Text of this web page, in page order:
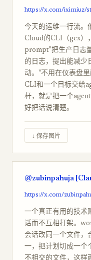
https://x.com/iximiuz/
今天的运维一行流。
Cloud的CLI（gcx）
prompt"把生产日志
的日志，提出能减少
动。"不用在仪表盘
CLI和一个目标交给
杆，就是把一个
好把话说清楚。
↓ 保存图片
@zubinpahuja
https://x.com/
一个真正有用的技术
话而不互相打架。
会话改同一个文件，
一，把计划切成一个
不相交的文件，这样